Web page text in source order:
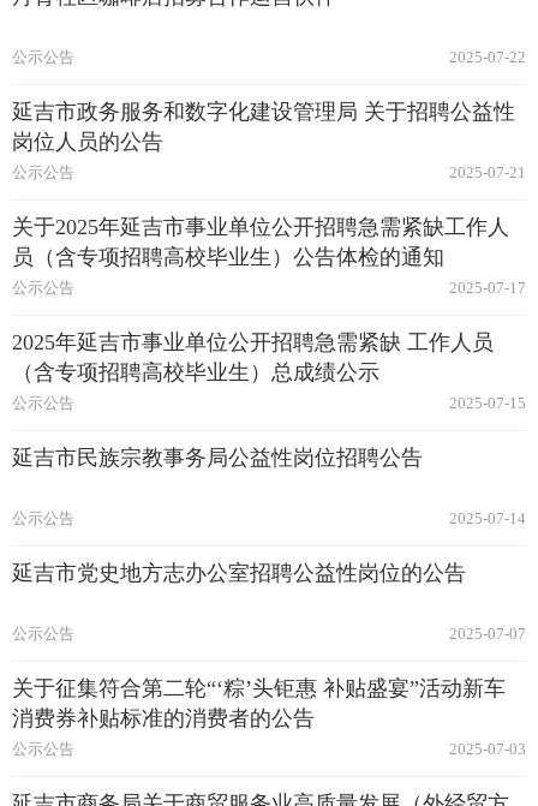
2025-07-22
公示公告
延吉市政务服务和数字化建设管理局 关于招聘公益性
岗位人员的公告
2025-07-21
公示公告
关于2025年延吉市事业单位公开招聘急需紧缺工作人
员（含专项招聘高校毕业生）公告体检的通知
2025-07-17
公示公告
2025年延吉市事业单位公开招聘急需紧缺 工作人员
（含专项招聘高校毕业生）总成绩公示
2025-07-15
公示公告
延吉市民族宗教事务局公益性岗位招聘公告
2025-07-14
公示公告
延吉市党史地方志办公室招聘公益性岗位的公告
2025-07-07
公示公告
关于征集符合第二轮“‘粽’头钜惠 补贴盛宴”活动新车
消费券补贴标准的消费者的公告
2025-07-03
公示公告